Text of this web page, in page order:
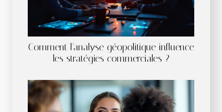
Comment l'analyse géopolitique influence
les stratégies commerciales ?